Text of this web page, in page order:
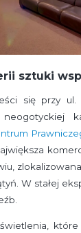
sztuki
się przy ul.
W stałej